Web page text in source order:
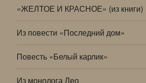
«ЖЕЛТОЕ И КРАСНОЕ» (из книги)
Из повести «Последний дом»
Повесть «Белый карлик»
Из монолога Лео